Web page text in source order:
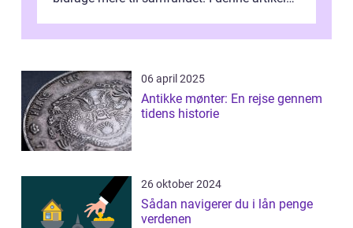
06 april 2025
Antikke mønter: En rejse gennem
tidens historie
26 oktober 2024
Sådan navigerer du i lån penge
verdenen